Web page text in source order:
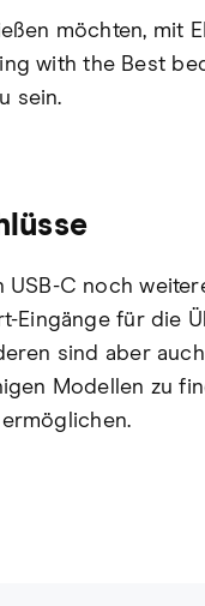
möchten, mit
with the Best
sein.
C noch
Eingänge für die
sind aber
Modellen zu